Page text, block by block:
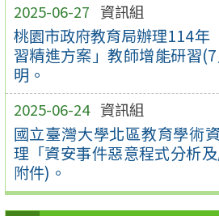
2025-06-27 資訊組
桃園市政府教育局辦理114年
習精進方案」教師增能研習
明。
2025-06-24 資訊組
國立臺灣大學北區教育學術
理「資安事件惡意程式分析
附件)。